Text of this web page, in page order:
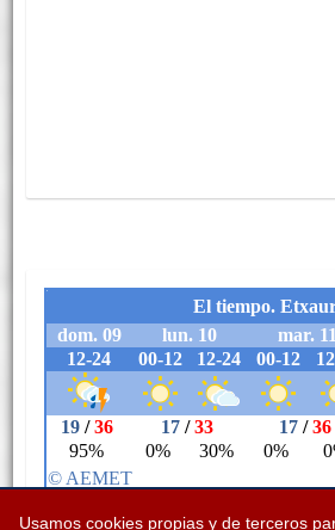
Usamos cookies propias y de terceros